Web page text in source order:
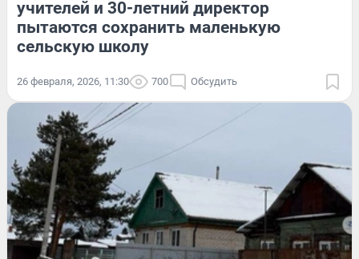
учителей и 30-летний директор
пытаются сохранить маленькую
сельскую школу
26 февраля, 2026, 11:30 700 Обсудить